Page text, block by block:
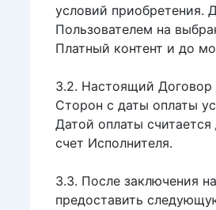
условий приобретения.
Пользователем на
Платный контент и до
3.2. Настоящий Договор
Сторон с даты оплаты
Датой оплаты
счет Исполнителя.
3.3. После заключения
предоставить